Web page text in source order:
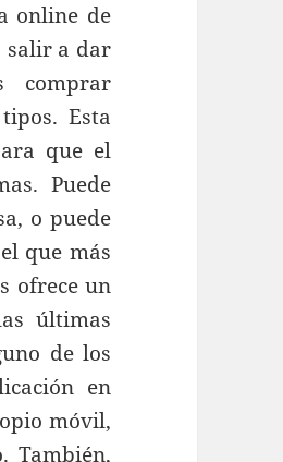
online de
salir a dar
comprar
Esta
que el
Puede
o puede
que más
ofrece un
últimas
de los
en
móvil,
También,